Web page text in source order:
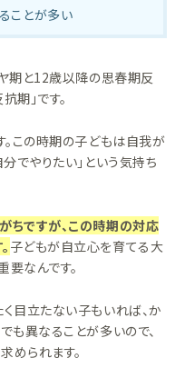
ことが多い
期と12歳以降の思春期反
期」です。
この時期の子どもは自我が
でやりたい」という気持ち
ちですが、この時期の対応
子どもが自立心を育てる大
なんです。
目立たない子もいれば、か
も異なることが多いので、
められます。